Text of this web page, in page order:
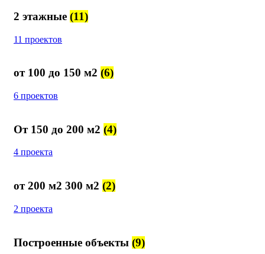
2 этажные (11)
11 проектов
от 100 до 150 м2 (6)
6 проектов
От 150 до 200 м2 (4)
4 проекта
от 200 м2 300 м2 (2)
2 проекта
Построенные объекты (9)